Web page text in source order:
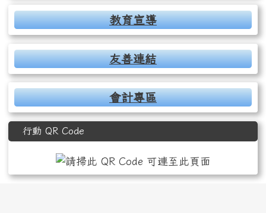
教育宣導
友善連結
會計專區
行動 QR Code